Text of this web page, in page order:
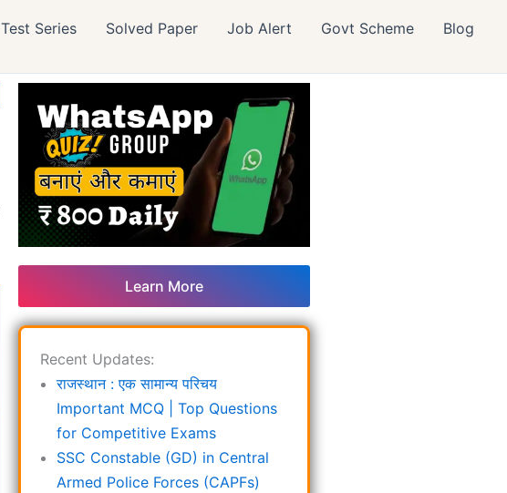
Test Series Solved Paper Job Alert Govt Scheme Blog
Learn More
Recent Updates:
राजस्थान : एक सामान्य परिचय
Important MCQ | Top Questions
for Competitive Exams
SSC Constable (GD) in Central
Armed Police Forces (CAPFs)